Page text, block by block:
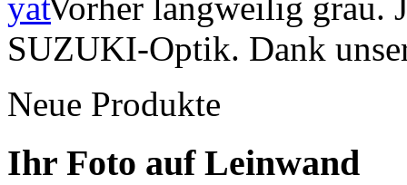
SUZUKI-Optik. Dank
Neue Produkte
Ihr Foto auf Leinwand